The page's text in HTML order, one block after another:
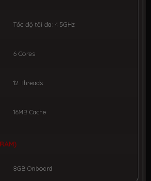
Tốc độ tối đa: 4.5GHz
6 Cores
12 Threads
16MB Cache
8GB Onboard